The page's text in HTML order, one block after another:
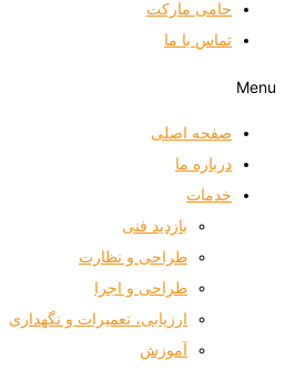
حامی مارکت
تماس با ما
Menu
صفحه اصلی
درباره ما
خدمات
بازدید فنی
طراحی و نظارت
طراحی و اجرا
ارزیابی، تعمیرات و نگهداری
آموزش